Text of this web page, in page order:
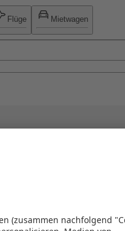
Flüge Mietwagen
spart Zeit und Geld.